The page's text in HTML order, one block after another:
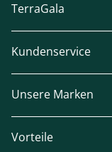
TerraGala
Kundenservice
Unsere Marken
Vorteile